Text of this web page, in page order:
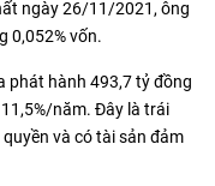
ngày 26/11/2021, ông
0,052% vốn.
phát hành 493,7 tỷ đồng
năm. Đây là trái
và có tài sản đảm